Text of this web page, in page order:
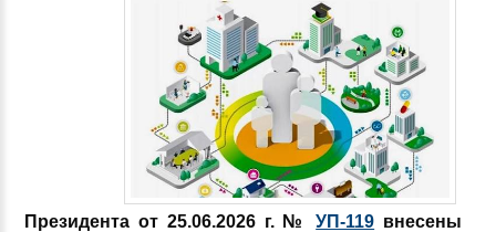
Президента от 25.06.2026 г. №УП-119 внесены